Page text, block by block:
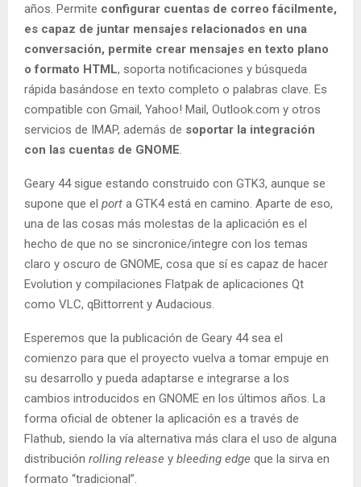
años. Permite configurar cuentas de correo fácilmente,
es capaz de juntar mensajes relacionados en una
conversación, permite crear mensajes en texto plano
o formato HTML, soporta notificaciones y búsqueda
rápida basándose en texto completo o palabras clave. Es
compatible con Gmail, Yahoo! Mail, Outlook.com y otros
servicios de IMAP, además de soportar la integración
con las cuentas de GNOME.
Geary 44 sigue estando construido con GTK3, aunque se
supone que el port a GTK4 está en camino. Aparte de eso,
una de las cosas más molestas de la aplicación es el
hecho de que no se sincronice/integre con los temas
claro y oscuro de GNOME, cosa que sí es capaz de hacer
Evolution y compilaciones Flatpak de aplicaciones Qt
como VLC, qBittorrent y Audacious.
Esperemos que la publicación de Geary 44 sea el
comienzo para que el proyecto vuelva a tomar empuje en
su desarrollo y pueda adaptarse e integrarse a los
cambios introducidos en GNOME en los últimos años. La
forma oficial de obtener la aplicación es a través de
Flathub, siendo la vía alternativa más clara el uso de alguna
distribución rolling release y bleeding edge que la sirva en
formato “tradicional”.